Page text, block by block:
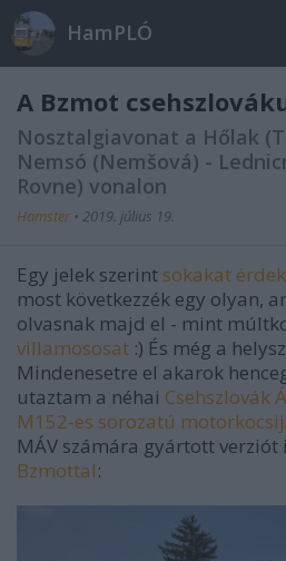
HamPLÓ
A Bzmot
Nosztalgiavonat a Hőlak
Nemsó (Nemšová) -
Rovne) vonalon
Hamster • 2019. július 19.
Egy jelek szerint sokakat
most következzék egy olyan,
olvasnak majd el - mint
villamososat :) És még a
Mindenesetre el akarok
utaztam a néhai Csehszlovák
M152-es sorozatú
MÁV számára gyártott
Bzmottal: